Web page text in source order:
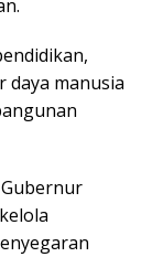
daya manusia